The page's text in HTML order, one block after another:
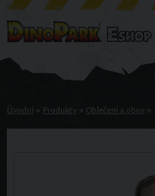
Úvodní » Produkty » Oblečení a obuv »